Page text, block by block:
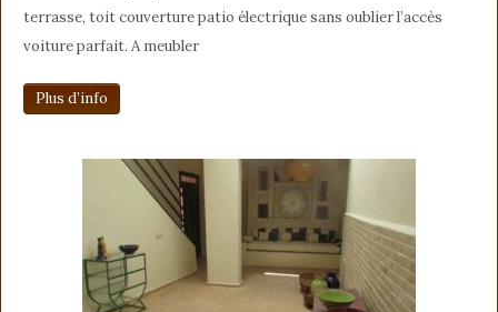
terrasse, toit couverture patio électrique sans oublier l’accès
voiture parfait. A meubler
Plus d’info